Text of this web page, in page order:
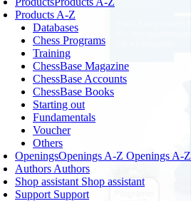
Products A-Z
Databases
Chess Programs
Training
ChessBase Magazine
ChessBase Accounts
ChessBase Books
Starting out
Fundamentals
Voucher
Others
OpeningsOpenings A-Z Openings A-Z
Authors Authors
Shop assistant Shop assistant
Support Support